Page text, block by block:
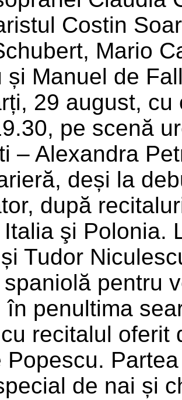
Costin
Mario
și Manuel de
29 august, cu
pe scenă
– Alexandra
deși la
după
şi Polonia.
Tudor
spaniolă pentru
în penultima
recitalul oferit
Popescu.
de nai și